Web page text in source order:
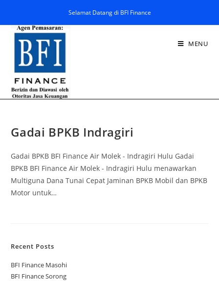
Selamat Datang di BFI Finance
MENU
Gadai BPKB Indragiri
Gadai BPKB BFI Finance Air Molek - Indragiri Hulu Gadai
BPKB BFI Finance Air Molek - Indragiri Hulu menawarkan
Multiguna Dana Tunai Cepat Jaminan BPKB Mobil dan BPKB
Motor untuk…
Recent Posts
BFI Finance Masohi
BFI Finance Sorong